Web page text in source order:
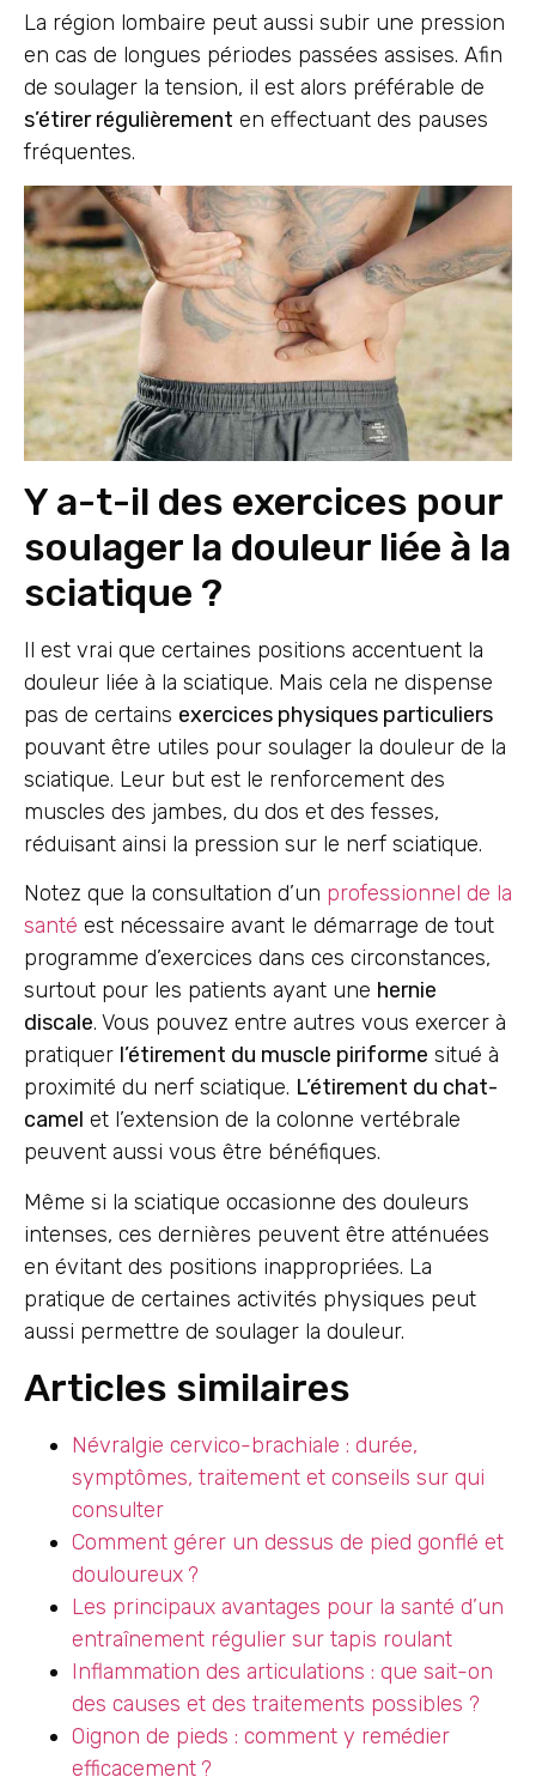
La région lombaire peut aussi subir une pression
en cas de longues périodes passées assises. Afin
de soulager la tension, il est alors préférable de
s’étirer régulièrement en effectuant des pauses
fréquentes.
Y a-t-il des exercices pour
soulager la douleur liée à la
sciatique ?
Il est vrai que certaines positions accentuent la
douleur liée à la sciatique. Mais cela ne dispense
pas de certains exercices physiques particuliers
pouvant être utiles pour soulager la douleur de la
sciatique. Leur but est le renforcement des
muscles des jambes, du dos et des fesses,
réduisant ainsi la pression sur le nerf sciatique.
Notez que la consultation d’un professionnel de la
santé est nécessaire avant le démarrage de tout
programme d’exercices dans ces circonstances,
surtout pour les patients ayant une hernie
discale. Vous pouvez entre autres vous exercer à
pratiquer l’étirement du muscle piriforme situé à
proximité du nerf sciatique. L’étirement du chat-
camel et l’extension de la colonne vertébrale
peuvent aussi vous être bénéfiques.
Même si la sciatique occasionne des douleurs
intenses, ces dernières peuvent être atténuées
en évitant des positions inappropriées. La
pratique de certaines activités physiques peut
aussi permettre de soulager la douleur.
Articles similaires
Névralgie cervico-brachiale : durée,
symptômes, traitement et conseils sur qui
consulter
Comment gérer un dessus de pied gonflé et
douloureux ?
Les principaux avantages pour la santé d’un
entraînement régulier sur tapis roulant
Inflammation des articulations : que sait-on
des causes et des traitements possibles ?
Oignon de pieds : comment y remédier
efficacement ?